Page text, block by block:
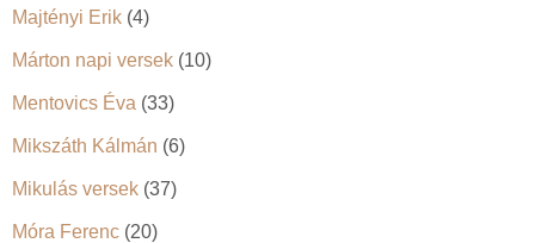
Majtényi Erik (4)
Márton napi versek (10)
Mentovics Éva (33)
Mikszáth Kálmán (6)
Mikulás versek (37)
Móra Ferenc (20)